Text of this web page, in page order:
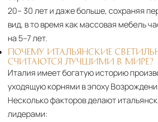
20– 30 лет и даже больше, сохраняя
вид, в то время как массовая мебель
на 5–7 лет.
ПОЧЕМУ ИТАЛЬЯНСКИЕ
СЧИТАЮТСЯ ЛУЧШИМИ В МИРЕ?
Италия имеет богатую историю
уходящую корнями в эпоху
Несколько факторов делают
лидерами: